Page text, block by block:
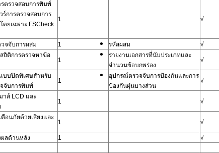
ตรวจสอบการพิมพ์
การตรวจสอบการ
ดยเฉพาะ FSCheck
1 √
จจับการผสม 1 รหัสผสม
√
ถิติการตรวจหาข้อ
1
รายงานเอกสารที่นับประเภทและ
จำนวนข้อบกพร่อง
√
บบปิดพิเศษสำหรับ
จับการพิมพ์
1
อุปกรณ์ตรวจจับการป้องกันและการ
ป้องกันฝุ่นบางส่วน
√
าส์ LCD และ
1 √
อนภัยด้วยเสียงและ
1 √
ลด้านหลัง 1 √